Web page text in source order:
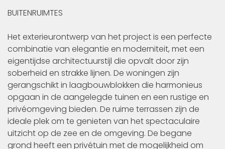
BUITENRUIMTES
Het exterieurontwerp van het project is een perfecte
combinatie van elegantie en moderniteit, met een
eigentijdse architectuurstijl die opvalt door zijn
soberheid en strakke lijnen. De woningen zijn
gerangschikt in laagbouwblokken die harmonieus
opgaan in de aangelegde tuinen en een rustige en
privéomgeving bieden. De ruime terrassen zijn de
ideale plek om te genieten van het spectaculaire
uitzicht op de zee en de omgeving. De begane
grond heeft een privétuin met de mogelijkheid om